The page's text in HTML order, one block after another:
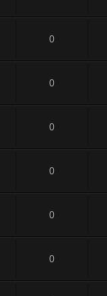
0
0
0
0
0
0